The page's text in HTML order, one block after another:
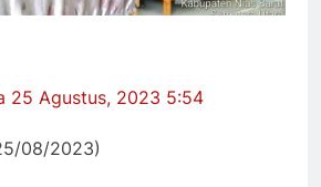
25 Agustus, 2023 5:54
08/2023)